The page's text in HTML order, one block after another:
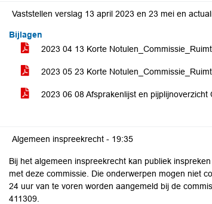
Bijlagen
2023 04 13 Korte
2023 05 23 Korte
2023 06 08 Afsprakenlijst en pijplijnoverzicht
Algemeen inspreekrecht - 19:35
Bij het algemeen inspreekrecht kan publiek
met deze commissie. Die onderwerpen mogen niet
24 uur van te voren worden aangemeld bij de
411309.